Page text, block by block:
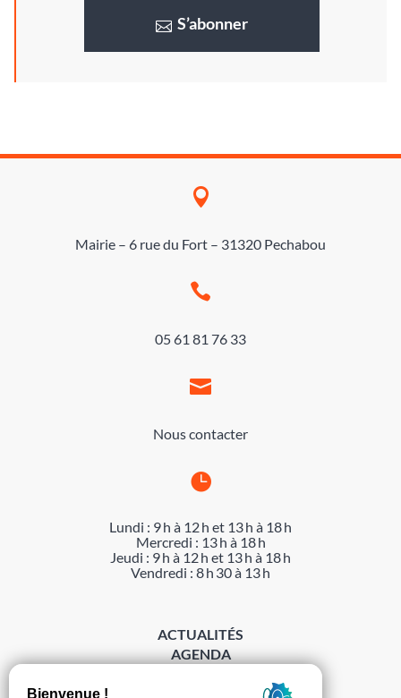
S’abonner

Mairie – 6 rue du Fort – 31320 Pechabou

05 61 81 76 33

Nous contacter

Lundi : 9 h à 12 h et 13 h à 18 h
Mercredi : 13 h à 18 h
Jeudi : 9 h à 12 h et 13 h à 18 h
Vendredi : 8 h 30 à 13 h
ACTUALITÉS
AGENDA